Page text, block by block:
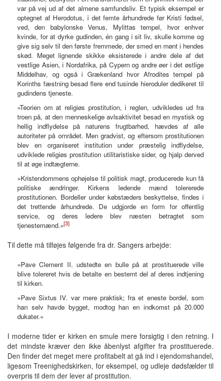
var på vej ud af det almene samfundsliv. Et typisk eksempel er
optegnet af Herodotus, i det femte århundrede før Kristi fødsel,
ved, den babylonske Venus, Mylittas tempel, hvor enhver
kvinde, for at dyrke gudinden, én gang i sit liv, skulle komme og
give sig selv til den første fremmede, der smed en mønt i hendes
skød. Meget lignende skikke eksisterede i andre dele af det
vestlige Asien, i Nordafrika, på Cypern og andre øer i det østlige
Middelhav, og også i Grækenland hvor Afrodites tempel på
Korinths fæstning besad flere end tusinde hieroduler dedikeret til
gudindens tjeneste.
»Teorien om at religiøs prostitution, i reglen, udvikledes ud fra
troen på, at den menneskelige avlsaktivitet besad en mystisk og
hellig indflydelse på naturens frugtbarhed, hævdes af alle
autoriteter på området. Men gradvist, og eftersom prostitutionen
blev en organiseret institution under præstelig indflydelse,
udviklede religiøs prostitution utilitaristiske sider, og hjalp derved
til at øge indtægterne.
»Kristendommens ophøjelse til politisk magt, producerede kun få
politiske ændringer. Kirkens ledende mænd tolererede
prostitutionen. Bordeller under købstæders beskyttelse, findes i
det trettende århundrede. De udgjorde en form for offentlig
service, og deres ledere blev næsten betragtet som
tjenestemænd.«[3]
Til dette må tilføjes følgende fra dr. Sangers arbejde:
»Pave Clement II. udstedte en bulle på at prostituerede ville
blive tolereret hvis de betalte en bestemt del af deres indtjening
til kirken.
»Pave Sixtus IV. var mere praktisk; fra et eneste bordel, som
han selv havde bygget, modtog han en indkomst på 20.000
dukater.«
I moderne tider er kirken en smule mere forsigtig i den retning. I
det mindste kræver den ikke åbenlyst afgifter fra prostituerede.
Den finder det meget mere profitabelt at gå ind i ejendomshandel,
ligesom Treenighedskirken, for eksempel, og udleje dødsfælder til
overpris til dem der lever af prostitution.